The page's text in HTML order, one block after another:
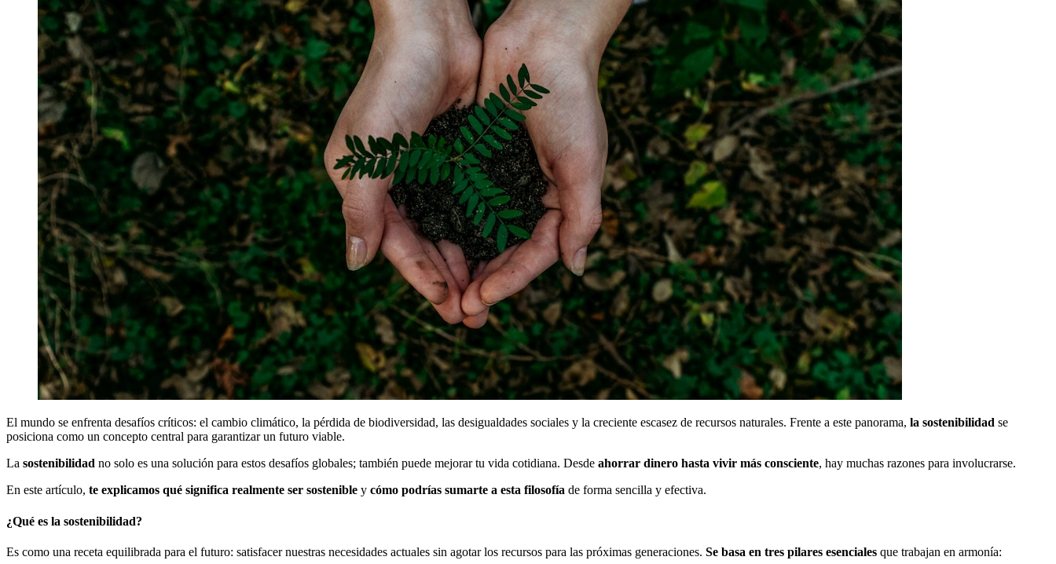
El mundo se enfrenta desafíos críticos: el cambio climático, la pérdida de biodiversidad, las desigualdades sociales y la creciente escasez de recursos naturales. Frente a este panorama, la sostenibilidad se
posiciona como un concepto central para garantizar un futuro viable.
La sostenibilidad no solo es una solución para estos desafíos globales; también puede mejorar tu vida cotidiana. Desde ahorrar dinero hasta vivir más consciente, hay muchas razones para involucrarse.
En este artículo, te explicamos qué significa realmente ser sostenible y cómo podrías sumarte a esta filosofía de forma sencilla y efectiva.
¿Qué es la sostenibilidad?
Es como una receta equilibrada para el futuro: satisfacer nuestras necesidades actuales sin agotar los recursos para las próximas generaciones. Se basa en tres pilares esenciales que trabajan en armonía: